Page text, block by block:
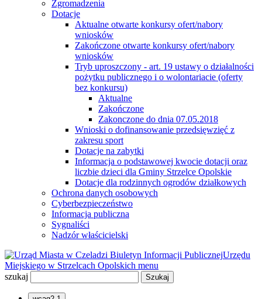
Zgromadzenia
Dotacje
Aktualne otwarte konkursy ofert/nabory
wniosków
Zakończone otwarte konkursy ofert/nabory
wniosków
Tryb uproszczony - art. 19 ustawy o działalności
pożytku publicznego i o wolontariacie (oferty
bez konkursu)
Aktualne
Zakończone
Zakonczone do dnia 07.05.2018
Wnioski o dofinansowanie przedsięwzięć z
zakresu sport
Dotacje na zabytki
Informacja o podstawowej kwocie dotacji oraz
liczbie dzieci dla Gminy Strzelce Opolskie
Dotacje dla rodzinnych ogrodów działkowych
Ochrona danych osobowych
Cyberbezpieczeństwo
Informacja publiczna
Sygnaliści
Nadzór właścicielski
Biuletyn Informacji PublicznejUrzędu
Miejskiego w Strzelcach Opolskich menu
szukaj